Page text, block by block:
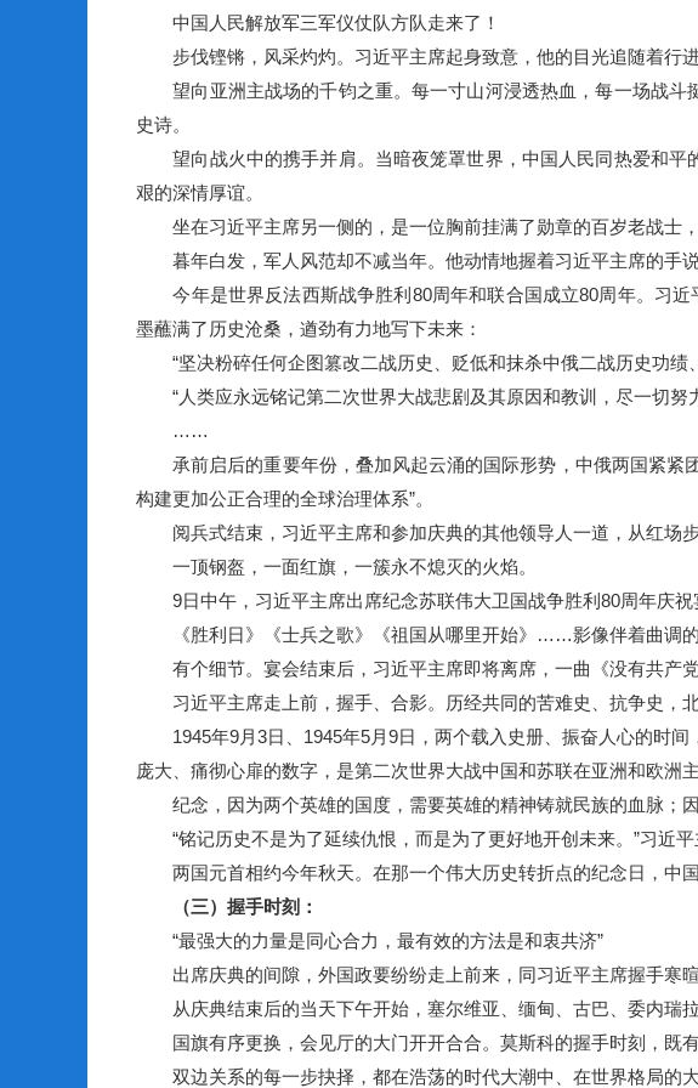
中国人民解放军三军仪仗队方队走来了！
步伐铿锵，风采灼灼。习近平主席起身致意，他的目光追随着行进
望向亚洲主战场的千钧之重。每一寸山河浸透热血，每一场战斗
史诗。
望向战火中的携手并肩。当暗夜笼罩世界，中国人民同热爱和平
艰的深情厚谊。
坐在习近平主席另一侧的，是一位胸前挂满了勋章的百岁老战士，
暮年白发，军人风范却不减当年。他动情地握着习近平主席的手说
今年是世界反法西斯战争胜利80周年和联合国成立80周年。习近
墨蘸满了历史沧桑，遒劲有力地写下未来：
“坚决粉碎任何企图篡改二战历史、贬低和抹杀中俄二战历史功绩
“人类应永远铭记第二次世界大战悲剧及其原因和教训，尽一切努
……
承前启后的重要年份，叠加风起云涌的国际形势，中俄两国紧紧
构建更加公正合理的全球治理体系”。
阅兵式结束，习近平主席和参加庆典的其他领导人一道，从红场步
一顶钢盔，一面红旗，一簇永不熄灭的火焰。
9日中午，习近平主席出席纪念苏联伟大卫国战争胜利80周年庆祝
《胜利日》《士兵之歌》《祖国从哪里开始》……影像伴着曲调的
有个细节。宴会结束后，习近平主席即将离席，一曲《没有共产党
习近平主席走上前，握手、合影。历经共同的苦难史、抗争史，北
1945年9月3日、1945年5月9日，两个载入史册、振奋人心的时间
庞大、痛彻心扉的数字，是第二次世界大战中国和苏联在亚洲和欧洲
纪念，因为两个英雄的国度，需要英雄的精神铸就民族的血脉；因
“铭记历史不是为了延续仇恨，而是为了更好地开创未来。”习近平
两国元首相约今年秋天。在那一个伟大历史转折点的纪念日，中国
（三）握手时刻：
“最强大的力量是同心合力，最有效的方法是和衷共济”
出席庆典的间隙，外国政要纷纷走上前来，同习近平主席握手寒暄
从庆典结束后的当天下午开始，塞尔维亚、缅甸、古巴、委内瑞拉
国旗有序更换，会见厅的大门开开合合。莫斯科的握手时刻，既有
双边关系的每一步抉择，都在浩荡的时代大潮中、在世界格局的大